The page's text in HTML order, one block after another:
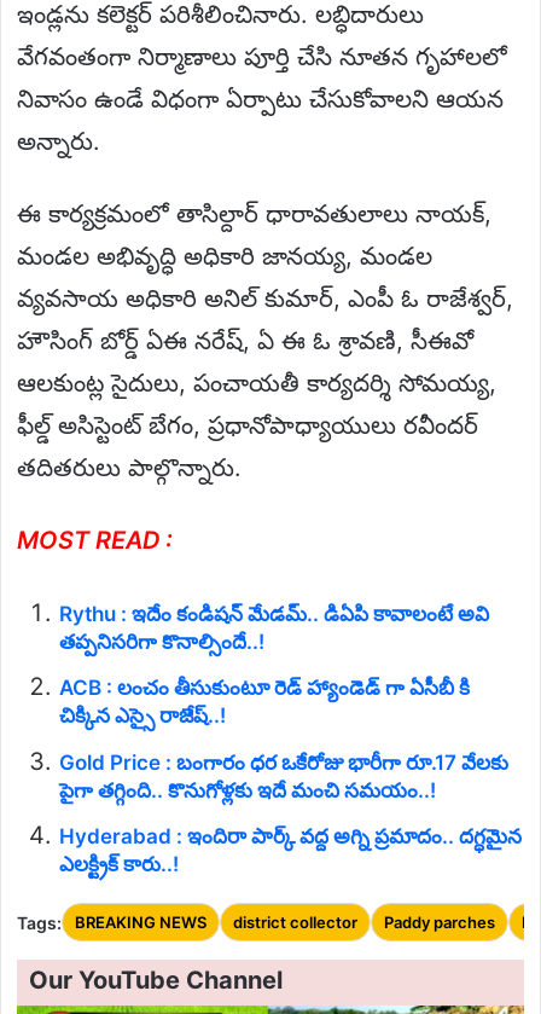
ఇండ్లను కలెక్టర్ పరిశీలించినారు. లబ్ధిదారులు
వేగవంతంగా నిర్మాణాలు పూర్తి చేసి నూతన గృహాలలో
నివాసం ఉండే విధంగా ఏర్పాటు చేసుకోవాలని ఆయన
అన్నారు.
ఈ కార్యక్రమంలో తాసిల్దార్ ధారావతులాలు నాయక్,
మండల అభివృద్ధి అధికారి జానయ్య, మండల
వ్యవసాయ అధికారి అనిల్ కుమార్, ఎంపీ ఓ రాజేశ్వర్,
హౌసింగ్ బోర్డ్ ఏఈ నరేష్, ఏ ఈ ఓ శ్రావణి, సీఈవో
ఆలకుంట్ల సైదులు, పంచాయతీ కార్యదర్శి సోమయ్య,
ఫీల్డ్ అసిస్టెంట్ బేగం, ప్రధానోపాధ్యాయులు రవీందర్
తదితరులు పాల్గొన్నారు.
MOST READ :
Rythu : ఇదేం కండిషన్ మేడమ్.. డిఏపి కావాలంటే అవి
తప్పనిసరిగా కొనాల్సిందే..!
ACB : లంచం తీసుకుంటూ రెడ్ హ్యాండెడ్ గా ఏసీబీ కి
చిక్కిన ఎస్సై రాజేష్..!
Gold Price : బంగారం ధర ఒకేరోజు భారీగా రూ.17 వేలకు
పైగా తగ్గింది.. కొనుగోళ్లకు ఇదే మంచి సమయం..!
Hyderabad : ఇందిరా పార్క్ వద్ద అగ్ని ప్రమాదం.. దగ్ధమైన
ఎలక్ట్రిక్ కారు..!
Tags: BREAKING NEWS district collector Paddy parches
Our YouTube Channel